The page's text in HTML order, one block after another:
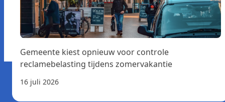
Gemeente kiest opnieuw voor controle
reclamebelasting tijdens zomervakantie
16 juli 2026